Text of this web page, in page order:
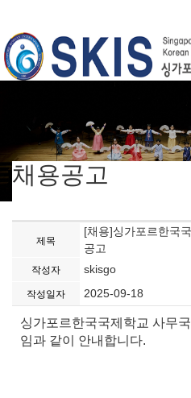
채용공고
제목
[채용]싱가포르한국
공고
작성자 skisgo
작성일자 2025-09-18
싱가포르한국국제학교 사무
임과 같이 안내합니다.